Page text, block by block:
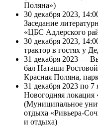
Поляна»)
30 декабря 2023,
Заседание
«ЦБС Адлерского
30 декабря 2023,
трактор в гостях у
31 декабря 2023 —
бал Наташи
Красная Поляна,
31 декабря 2023 по
Новогодняя
(Муниципальное
отдыха «Ривьера-
и отдыха)